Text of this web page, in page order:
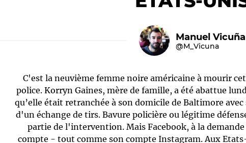
Le médiateur L'équipe
Manuel Vicuña
@M_Vicuna
C'est la neuvième femme noire américaine à mourir
police. Korryn Gaines, mère de famille, a été abattue
qu’elle était retranchée à son domicile de Baltimore
d'un échange de tirs. Bavure policière ou légitime
partie de l'intervention. Mais Facebook, à la demande
compte - tout comme son compte Instagram. Aux